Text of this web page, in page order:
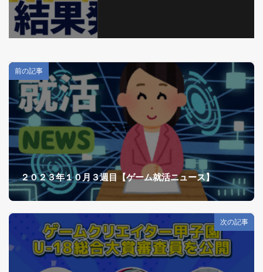
前の記事
２０２３年１０月３週目【ゲーム就活ニュース】
次の記事